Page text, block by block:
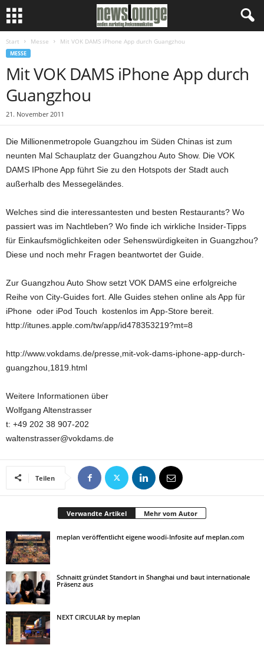
Start Messe Mit VOK DAMS iPhone App durch Guangzhou
MESSE
Mit VOK DAMS iPhone App durch
Guangzhou
21. November 2011
Die Millionenmetropole Guangzhou im Süden Chinas ist zum
neunten Mal Schauplatz der Guangzhou Auto Show. Die VOK
DAMS IPhone App führt Sie zu den Hotspots der Stadt auch
außerhalb des Messegeländes.
Welches sind die interessantesten und besten Restaurants? Wo
passiert was im Nachtleben? Wo finde ich wirkliche Insider-Tipps
für Einkaufsmöglichkeiten oder Sehenswürdigkeiten in Guangzhou?
Diese und noch mehr Fragen beantwortet der Guide.
Zur Guangzhou Auto Show setzt VOK DAMS eine erfolgreiche
Reihe von City-Guides fort. Alle Guides stehen online als App für
iPhone oder iPod Touch kostenlos im App-Store bereit.
http://itunes.apple.com/tw/app/id478353219?mt=8
http://www.vokdams.de/presse,mit-vok-dams-iphone-app-durch-
guangzhou,1819.html
Weitere Informationen über
Wolfgang Altenstrasser
t: +49 202 38 907-202
waltenstrasser@vokdams.de
Teilen
Verwandte Artikel Mehr vom Autor
meplan veröffentlicht eigene woodï-Infosite auf meplan.com
Schnaitt gründet Standort in Shanghai und baut internationale
Präsenz aus
NEXT CIRCULAR by meplan